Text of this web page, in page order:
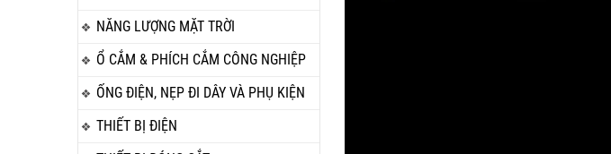
NĂNG LƯỢNG MẶT TRỜI
Ổ CẮM & PHÍCH CẮM CÔNG NGHIỆP
ỐNG ĐIỆN, NẸP ĐI DÂY VÀ PHỤ KIỆN
THIẾT BỊ ĐIỆN